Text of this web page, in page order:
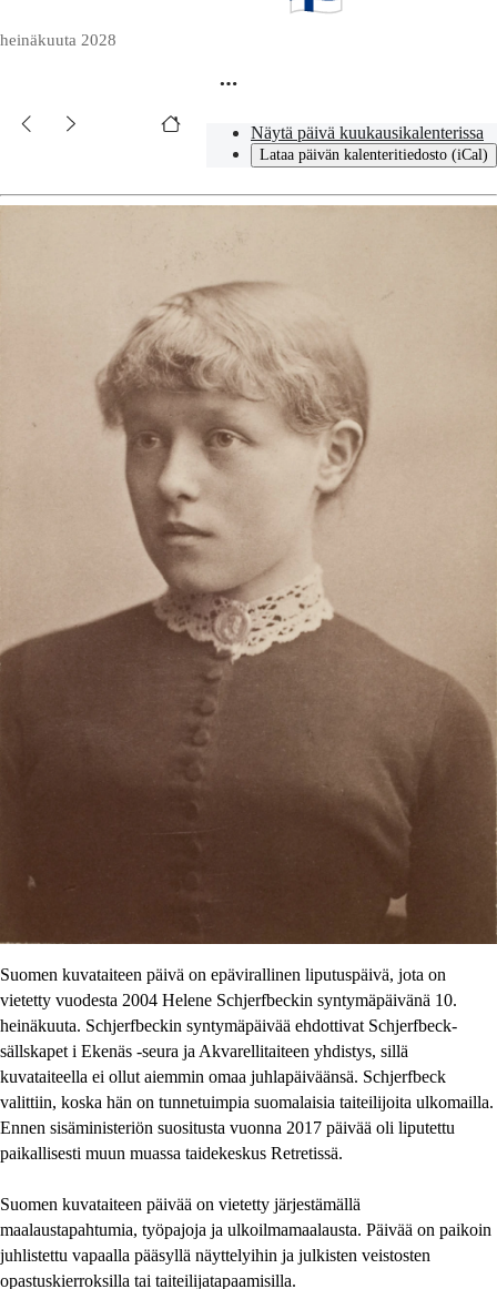
heinäkuuta 2028
Näytä päivä kuukausikalenterissa
Lataa päivän kalenteritiedosto (iCal)
Suomen kuvataiteen päivä on epävirallinen liputuspäivä, jota on
vietetty vuodesta 2004 Helene Schjerfbeckin syntymäpäivänä 10.
heinäkuuta. Schjerfbeckin syntymäpäivää ehdottivat Schjerfbeck-
sällskapet i Ekenäs -seura ja Akvarellitaiteen yhdistys, sillä
kuvataiteella ei ollut aiemmin omaa juhlapäiväänsä. Schjerfbeck
valittiin, koska hän on tunnetuimpia suomalaisia taiteilijoita ulkomailla.
Ennen sisäministeriön suositusta vuonna 2017 päivää oli liputettu
paikallisesti muun muassa taidekeskus Retretissä.
Suomen kuvataiteen päivää on vietetty järjestämällä
maalaustapahtumia, työpajoja ja ulkoilmamaalausta. Päivää on paikoin
juhlistettu vapaalla pääsyllä näyttelyihin ja julkisten veistosten
opastuskierroksilla tai taiteilijatapaamisilla.